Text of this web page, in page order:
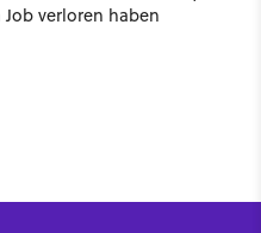
verloren haben